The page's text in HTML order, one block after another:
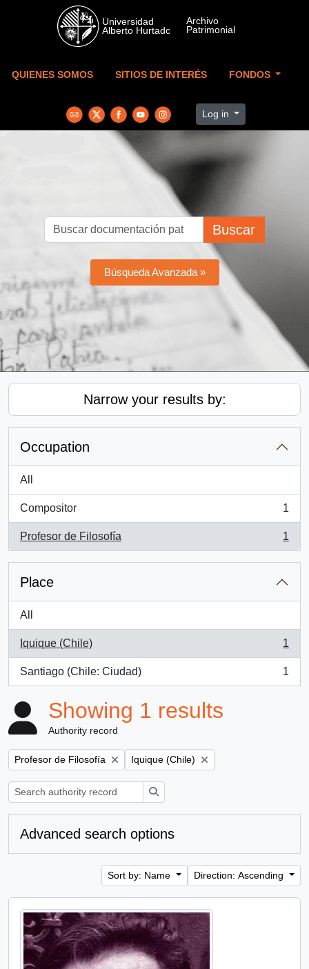
Skip to main content
QUIENES SOMOS SITIOS DE INTERÉS FONDOS
Log in
Buscar
Búsqueda Avanzada »
Narrow your results by:
Occupation
All
Compositor
, 1 results
1
Profesor de Filosofía
, 1 results
1
Place
All
Iquique (Chile)
, 1 results
1
Santiago (Chile: Ciudad)
, 1 results
1
Showing 1 results
Authority record
Remove filter:
Profesor de Filosofía Remove filter:
Iquique (Chile)
Advanced search options
Sort by: Name Direction: Ascending